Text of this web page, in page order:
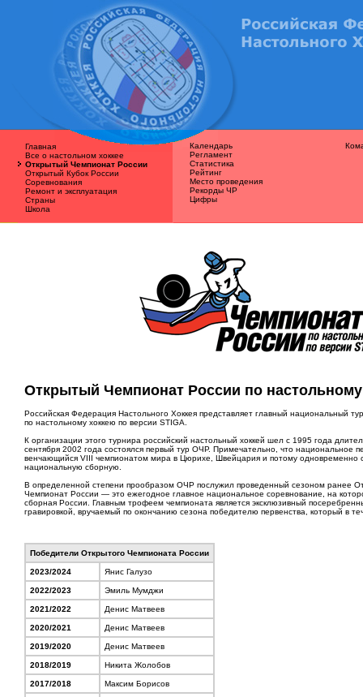
Главная
Все о наcтольном хоккее
Открытый Чемпионат России
Открытый Кубок России
Соревнования
Ремонт и эксплуатация
Страны
Школа
Календарь
Регламент
Статистика
Рейтинг
Место проведения
Рекорды ЧР
Цифры
Открытый Чемпионат России по
Российская Федерация Настольного Хоккея представляет главный национальный
по настольному хоккею по версии STIGA.
К организации этого турнира российский настольный хоккей шел с 1995 года
сентября 2002 года состоялся первый тур ОЧР. Примечательно, что национальное
венчающийся VIII чемпионатом мира в Цюрихе, Швейцария и потому одновременно
национальную сборную.
В определенной степени прообразом ОЧР послужил проведенный сезоном ранее
Чемпионат России — это ежегодное главное национальное соревнование, на
сборная России. Главным трофеем чемпионата является эксклюзивный
гравировкой, вручаемый по окончанию сезона победителю первенства, который в
Победители Открытого Чемпионата России
2023/2024 Янис Галузо
2022/2023 Эмиль Мумджи
2021/2022 Денис Матвеев
2020/2021 Денис Матвеев
2019/2020 Денис Матвеев
2018/2019 Никита Жолобов
2017/2018 Максим Борисов